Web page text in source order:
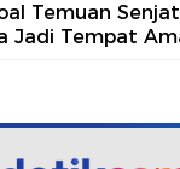
Temuan
Jadi Tempat